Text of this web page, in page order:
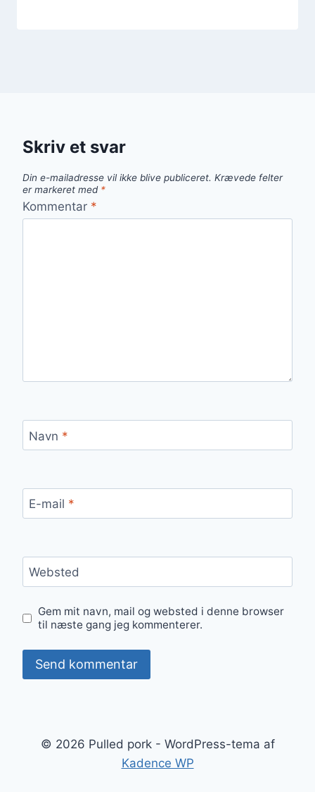
Skriv et svar
Din e-mailadresse vil ikke blive publiceret. Krævede felter
er markeret med *
Kommentar *
Navn *
E-mail *
Websted
Gem mit navn, mail og websted i denne browser
til næste gang jeg kommenterer.
© 2026 Pulled pork - WordPress-tema af
Kadence WP